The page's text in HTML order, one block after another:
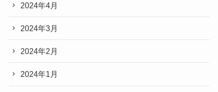
2024年4月
2024年3月
2024年2月
2024年1月